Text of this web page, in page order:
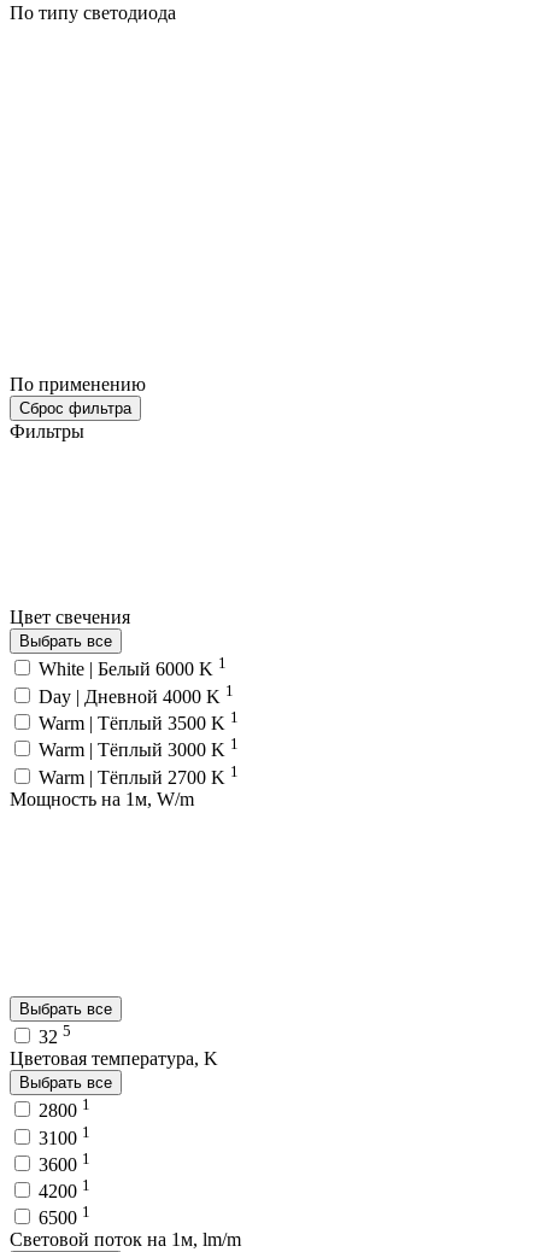
По типу светодиода
По применению
Сброс фильтра
Фильтры
Цвет свечения
Выбрать все
White | Белый 6000 K 1
Day | Дневной 4000 K 1
Warm | Тёплый 3500 K 1
Warm | Тёплый 3000 K 1
Warm | Тёплый 2700 K 1
Мощность на 1м, W/m
Выбрать все
32 5
Цветовая температура, K
Выбрать все
2800 1
3100 1
3600 1
4200 1
6500 1
Световой поток на 1м, lm/m